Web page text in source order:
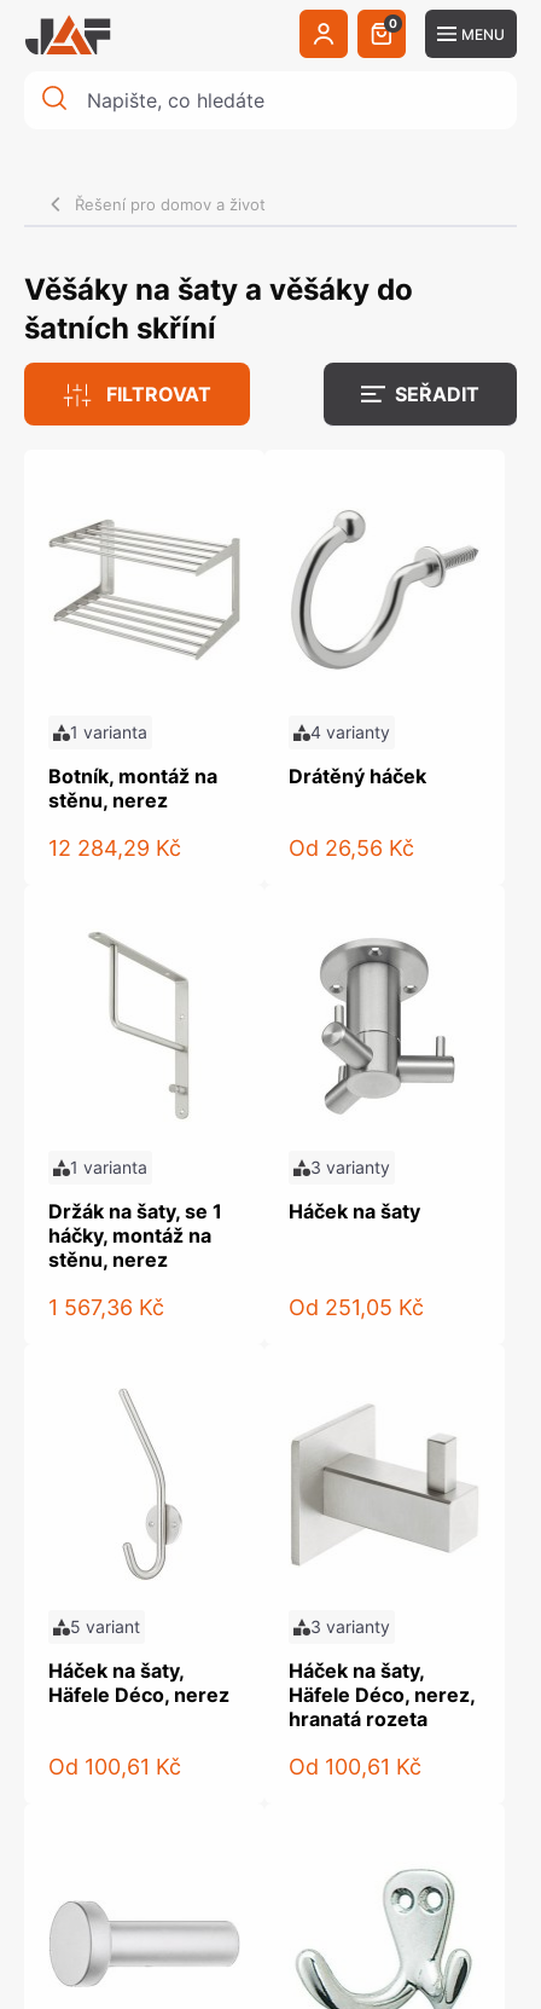
0
MENU
Řešení pro domov a život
Věšáky na šaty a věšáky do
šatních skříní
FILTROVAT SEŘADIT
1 varianta
Botník, montáž na
stěnu, nerez
12 284,29 Kč
4 varianty
Drátěný háček
Od 26,56 Kč
1 varianta
Držák na šaty, se 1
háčky, montáž na
stěnu, nerez
1 567,36 Kč
3 varianty
Háček na šaty
Od 251,05 Kč
5 variant
Háček na šaty,
Häfele Déco, nerez
Od 100,61 Kč
3 varianty
Háček na šaty,
Häfele Déco, nerez,
hranatá rozeta
Od 100,61 Kč